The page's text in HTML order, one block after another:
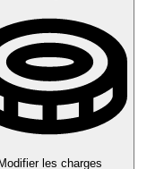
Modifier les charges